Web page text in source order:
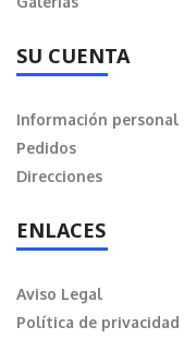
SU CUENTA
Información personal
Pedidos
Direcciones
ENLACES
Aviso Legal
Política de privacidad